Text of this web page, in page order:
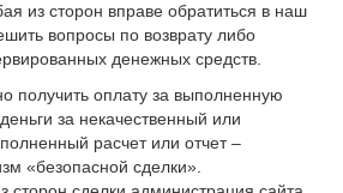
из сторон вправе обратиться в наш
вопросы по возврату либо
денежных средств.
получить оплату за выполненную
за некачественный или
расчет или отчет –
«безопасной сделки».